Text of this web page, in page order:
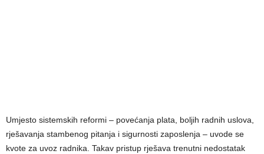
Umjesto sistemskih reformi – povećanja plata, boljih radnih uslova,
rješavanja stambenog pitanja i sigurnosti zaposlenja – uvode se
kvote za uvoz radnika. Takav pristup rješava trenutni nedostatak